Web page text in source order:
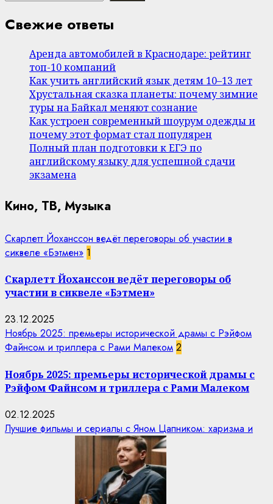
Свежие ответы
Аренда автомобилей в Краснодаре: рейтинг
топ-10 компаний
Как учить английский язык детям 10–13 лет
Хрустальная сказка планеты: почему зимние
туры на Байкал меняют сознание
Как устроен современный шоурум одежды и
почему этот формат стал популярен
Полный план подготовки к ЕГЭ по
английскому языку для успешной сдачи
экзамена
Кино, ТВ, Музыка
Скарлетт Йоханссон ведёт переговоры об участии в
сиквеле «Бэтмен» 1
Скарлетт Йоханссон ведёт переговоры об
участии в сиквеле «Бэтмен»
23.12.2025
Ноябрь 2025: премьеры исторической драмы с Рэйфом
Файнсом и триллера с Рами Малеком 2
Ноябрь 2025: премьеры исторической драмы с
Рэйфом Файнсом и триллера с Рами Малеком
02.12.2025
Лучшие фильмы и сериалы с Яном Цапником: харизма и